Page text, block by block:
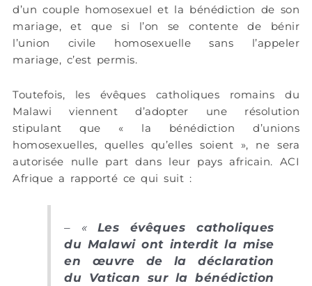
d’un couple homosexuel et la bénédiction de son
mariage, et que si l’on se contente de bénir
l’union civile homosexuelle sans l’appeler
mariage, c’est permis.
Toutefois, les évêques catholiques romains du
Malawi viennent d’adopter une résolution
stipulant que « la bénédiction d’unions
homosexuelles, quelles qu’elles soient », ne sera
autorisée nulle part dans leur pays africain. ACI
Afrique a rapporté ce qui suit :
– « Les évêques catholiques
du Malawi ont interdit la mise
en œuvre de la déclaration
du Vatican sur la bénédiction